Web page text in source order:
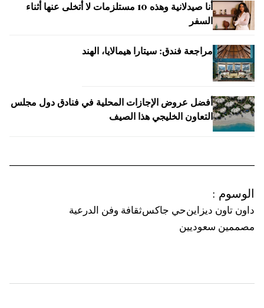
أنا صيدلانية وهذه 10 مستلزمات لا أتخلى عنها أثناء
السفر
مراجعة فندق: سيتارا هيمالايا، الهند
أفضل عروض الإجازات المحلية في فنادق دول مجلس
التعاون الخليجي هذا الصيف
الوسوم :
داون تاون ديزاينحي جاكسثقافة وفن الدرعية
مصممين سعوديين